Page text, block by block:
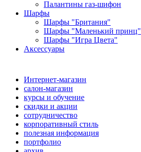
Палантины газ-шифон
Шарфы
Шарфы "Британия"
Шарфы "Маленький принц"
Шарфы "Игра Цвета"
Аксессуары
Интернет-магазин
салон-магазин
курсы и обучение
скидки и акции
сотрудничество
корпоративный стиль
полезная информация
портфолио